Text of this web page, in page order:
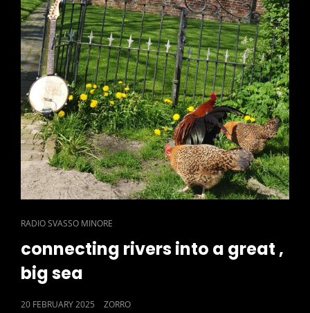
CAT
RADIO SVASSO MINORE
connecting rivers into a great ,
big sea
POSTED
20 FEBRUARY 2025 ZORRO